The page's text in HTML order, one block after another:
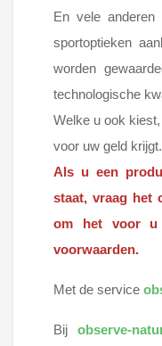
En vele
sportoptieken
worden
technologische
Welke u ook
voor uw geld krijgt.
Als u een
staat, vraag het
om het voor u
voorwaarden.
Met de service
Bijobserve-